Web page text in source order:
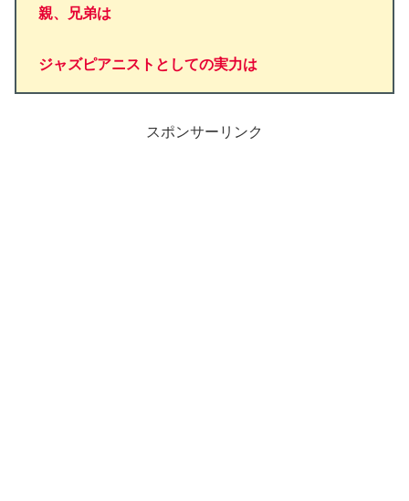
親、兄弟は
ジャズピアニストとしての実力は
スポンサーリンク